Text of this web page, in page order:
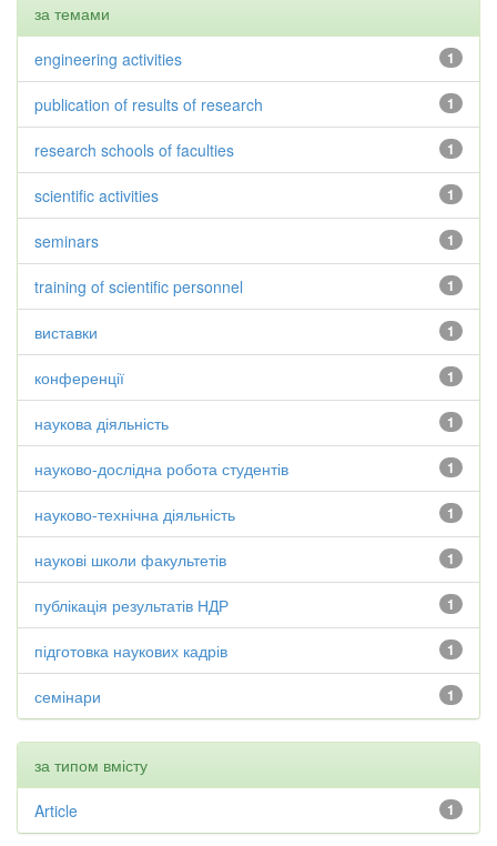
за темами
1
engineering activities
1
publication of results of research
1
research schools of faculties
1
scientific activities
1
seminars
1
training of scientific personnel
1
виставки
1
конференції
1
наукова діяльність
1
науково-дослідна робота студентів
1
науково-технічна діяльність
1
наукові школи факультетів
1
публікація результатів НДР
1
підготовка наукових кадрів
1
семінари
за типом вмісту
1
Article